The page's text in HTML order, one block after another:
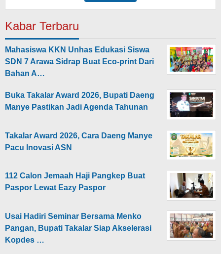
Kabar Terbaru
Mahasiswa KKN Unhas Edukasi Siswa
SDN 7 Arawa Sidrap Buat Eco-print Dari
Bahan A…
Buka Takalar Award 2026, Bupati Daeng
Manye Pastikan Jadi Agenda Tahunan
Takalar Award 2026, Cara Daeng Manye
Pacu Inovasi ASN
112 Calon Jemaah Haji Pangkep Buat
Paspor Lewat Eazy Paspor
Usai Hadiri Seminar Bersama Menko
Pangan, Bupati Takalar Siap Akselerasi
Kopdes …